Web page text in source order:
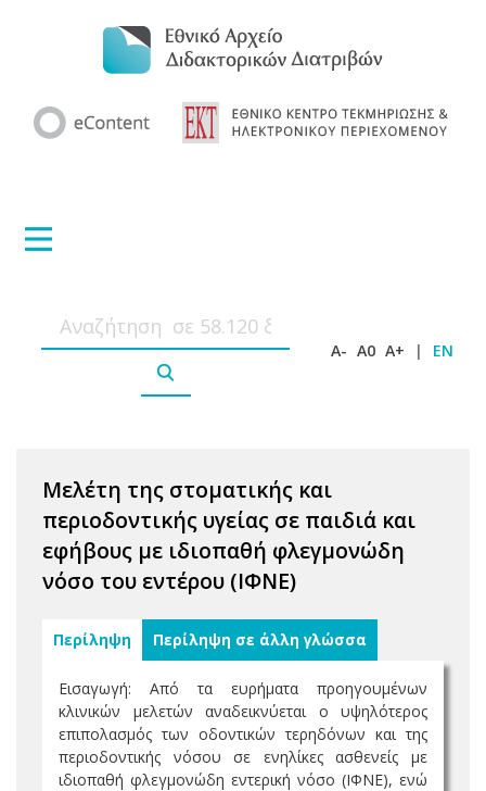
A- A0 A+ | EN
Μελέτη της στοματικής και
περιοδοντικής υγείας σε παιδιά και
εφήβους με ιδιοπαθή φλεγμονώδη
νόσο του εντέρου (ΙΦΝΕ)
Περίληψη Περίληψη σε άλλη γλώσσα
Εισαγωγή: Από τα ευρήματα προηγουμένων
κλινικών μελετών αναδεικνύεται ο υψηλότερος
επιπολασμός των οδοντικών τερηδόνων και της
περιοδοντικής νόσου σε ενηλίκες ασθενείς με
ιδιοπαθή φλεγμονώδη εντερική νόσο (ΙΦΝΕ), ενώ